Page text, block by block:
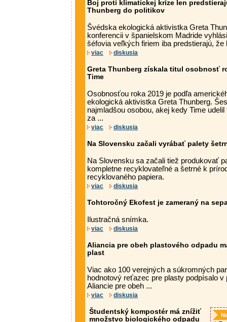
Boj proti klimatickej kríze len
Thunberg do politikov
Švédska ekologická aktivistka Greta
konferencii v španielskom Madride
šéfovia veľkých firiem iba predstierajú,
viac diskusia
Greta Thunberg získala titul osobnosť
Time
Osobnosťou roka 2019 je podľa
ekologická aktivistka Greta Thunberg.
najmladšou osobou, akej kedy Time
za ...
viac diskusia
Na Slovensku začali vyrábať palety
Na Slovensku sa začali tiež produkovať
kompletne recyklovateľné a šetrné k
recyklovaného papiera.
viac diskusia
Tohtoročný Ekofest je zameraný na
Ilustračná snímka.
viac diskusia
Aliancia pre obeh plastového odpadu
plast
Viac ako 100 verejných a súkromných
hodnotový reťazec pre plasty podpísalo
Aliancie pre obeh ...
viac diskusia
Študentský kompostér má znížiť
množstvo biologického odpadu